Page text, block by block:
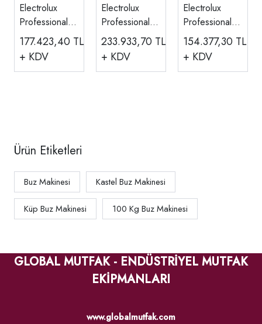
Electrolux
Professional
Küp Buz
Makinesi,
Kapasite 145
177.423,40 TL
+ KDV
Electrolux
Professional
Hazneli Küp
Buz Makinesi,
Kapasite 200
233.933,70 TL
+ KDV
Electrolux
Professional
Küp Buz
Makinesi,
Kapasite 153
154.377,30 TL
+ KDV
Ürün Etiketleri
Buz Makinesi Kastel Buz Makinesi
Küp Buz Makinesi 100 Kg Buz Makinesi
GLOBAL MUTFAK - ENDÜSTRİYEL MUTFAK
EKİPMANLARI
www.globalmutfak.com